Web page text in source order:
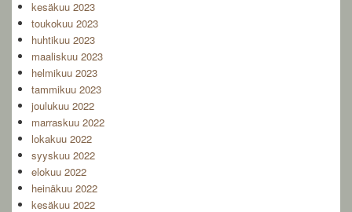
kesäkuu 2023
toukokuu 2023
huhtikuu 2023
maaliskuu 2023
helmikuu 2023
tammikuu 2023
joulukuu 2022
marraskuu 2022
lokakuu 2022
syyskuu 2022
elokuu 2022
heinäkuu 2022
kesäkuu 2022